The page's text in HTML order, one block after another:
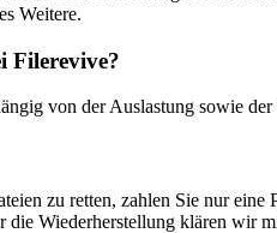
Weitere.
Filerevive?
von der Auslastung sowie
zu retten, zahlen Sie nur
die Wiederherstellung klären